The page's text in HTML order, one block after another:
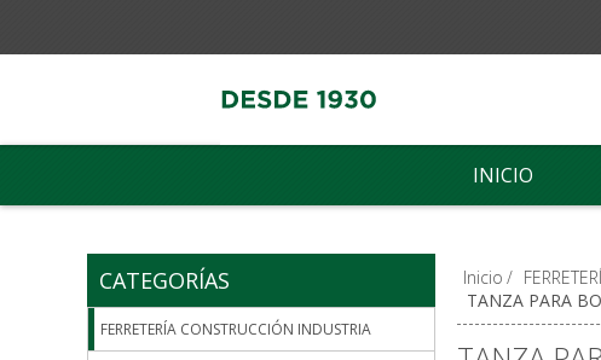
INICIO
Inicio /
TANZA PARA
CATEGORÍAS
FERRETERÍA CONSTRUCCIÓN INDUSTRIA